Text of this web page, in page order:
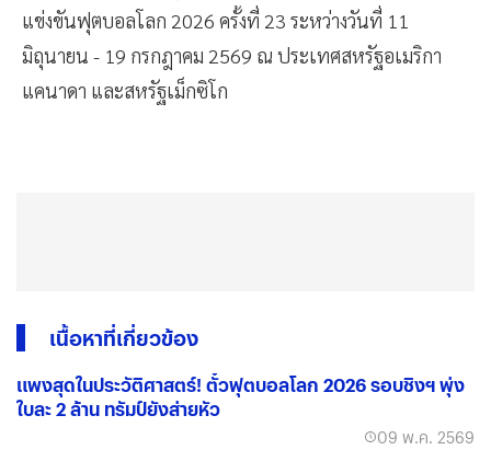
แข่งขันฟุตบอลโลก 2026 ครั้งที่ 23 ระหว่างวันที่ 11
มิถุนายน - 19 กรกฎาคม 2569 ณ ประเทศสหรัฐอเมริกา
แคนาดา และสหรัฐเม็กซิโก
เนื้อหาที่เกี่ยวข้อง
แพงสุดในประวัติศาสตร์! ตั๋วฟุตบอลโลก 2026 รอบชิงฯ พุ่ง
ใบละ 2 ล้าน ทรัมป์ยังส่ายหัว
09 พ.ค. 2569